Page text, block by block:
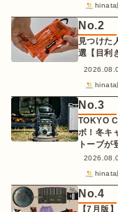
hinata
No.2
見つけた
選【目利
No.3
TOKYO
ボ！冬キ
トーブが
hinata
No.4
【7月版